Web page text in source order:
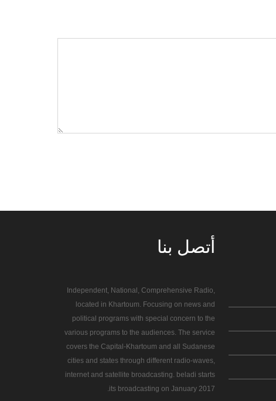
أتصل بنا
Independent, National, Comprehensive Radio,
located in Khartoum. Focusing on news and
political programs with special concern to the
various programs to the audiences. The service
covers the Capital-Khartoum and all Sudanese
cities and states through different radio-waves,
internet and satellite broadcasting. beladi starts
its broadcasting on January 2017.